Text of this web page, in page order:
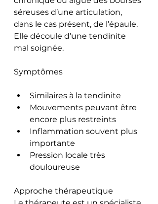
séreuses d’une articulation,
dans le cas présent, de l’épaule.
Elle découle d’une tendinite
mal soignée.
Symptômes
Similaires à la tendinite
Mouvements peuvant être
encore plus restreints
Inflammation souvent plus
importante
Pression locale très
douloureuse
Approche thérapeutique